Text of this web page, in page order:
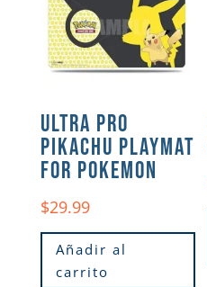
ULTRA PRO
PIKACHU PLAYMAT
FOR POKEMON
$29.99
Añadir al
carrito